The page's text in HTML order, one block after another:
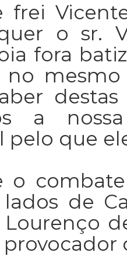
frei
o sr.
fora
no
a
pelo que
o
lados de
Lourenço